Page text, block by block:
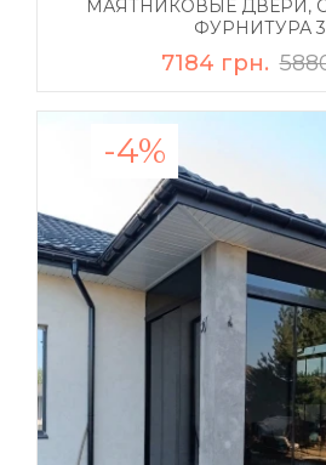
МАЯТНИКОВЫЕ ДВЕРИ,
ФУРНИТУРА
7184 грн.
-4%